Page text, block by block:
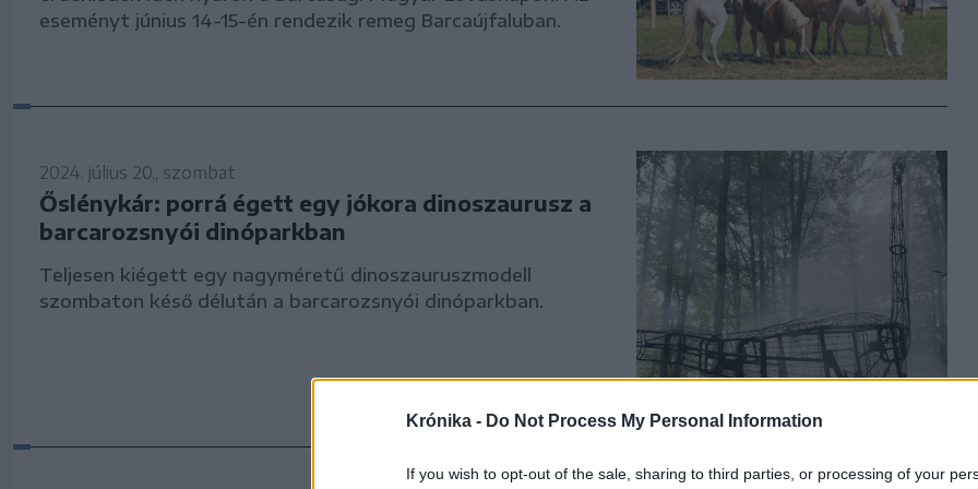
Krónika - Do Not Process My Personal Information
If you wish to opt-out of the sale, sharing to third parties, or processing of your
eseményt június 14-15-én rendezik remeg Barcaújfaluban.
2024. július 20., szombat
Őslénykár: porrá égett egy jókora dinoszaurusz a
barcarozsnyói dinóparkban
Teljesen kiégett egy nagyméretű dinoszauruszmodell
szombaton késő délután a barcarozsnyói dinóparkban.